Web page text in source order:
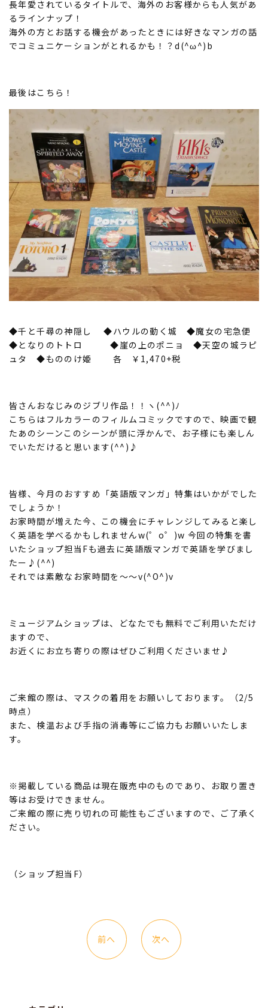
長年愛されているタイトルで、海外のお客様からも人気があ
るラインナップ！
海外の方とお話する機会があったときには好きなマンガの話
でコミュニケーションがとれるかも！？d(^ω^)b
最後はこちら！
◆千と千尋の神隠し ◆ハウルの動く城 ◆魔女の宅急便
◆となりのトトロ ◆崖の上のポニョ ◆天空の城ラピ
ュタ ◆もののけ姫 各 ￥1,470+税
皆さんおなじみのジブリ作品！！ヽ(^^)ﾉ
こちらはフルカラーのフィルムコミックですので、映画で観
たあのシーンこのシーンが頭に浮かんで、お子様にも楽しん
でいただけると思います(^^)♪
皆様、今月のおすすめ「英語版マンガ」特集はいかがでした
でしょうか！
お家時間が増えた今、この機会にチャレンジしてみると楽し
く英語を学べるかもしれませんw(゜o゜)w 今回の特集を書
いたショップ担当Fも過去に英語版マンガで英語を学びまし
たー♪(^^)
それでは素敵なお家時間を～～v(^O^)v
ミュージアムショップは、どなたでも無料でご利用いただけ
ますので、
お近くにお立ち寄りの際はぜひご利用くださいませ♪
ご来館の際は、マスクの着用をお願いしております。（2/5
時点）
また、検温および手指の消毒等にご協力もお願いいたしま
す。
※掲載している商品は現在販売中のものであり、お取り置き
等はお受けできません。
ご来館の際に売り切れの可能性もございますので、ご了承く
ださい。
（ショップ担当F）
前へ 次へ